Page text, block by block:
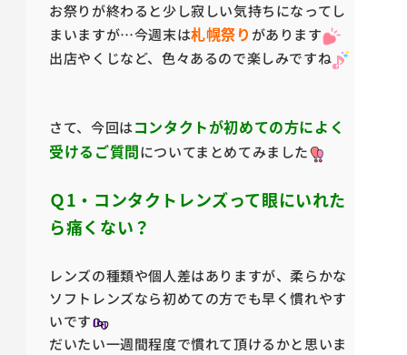
お祭りが終わると少し寂しい気持ちになってし
まいますが…今週末は札幌祭り があります
出店やくじなど、色々あるので楽しみですね
さて、今回はコンタクトが初めての方によく
受けるご質問についてまとめてみました
Ｑ1・コンタクトレンズって眼にいれた
ら痛くない？
レンズの種類や個人差はありますが、柔らかな
ソフトレンズなら初めての方でも早く慣れやす
いです
だいたい一週間程度で慣れて頂けるかと思いま